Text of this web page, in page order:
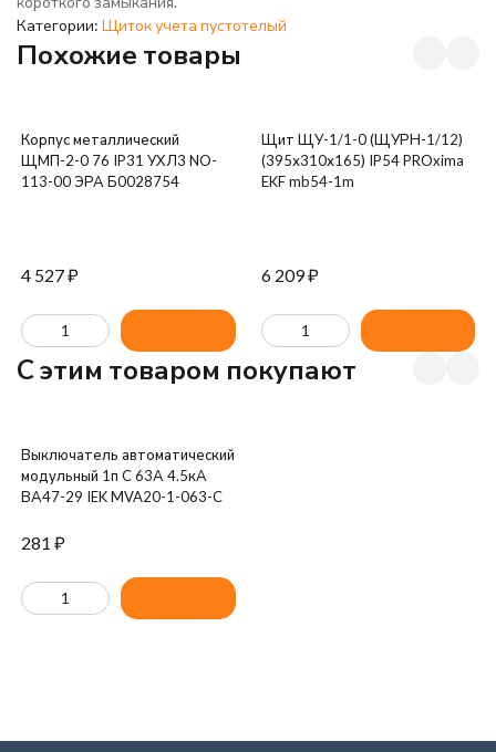
Категории: Щиток учета пустотелый
Похожие товары
Корпус металлический
ЩМП-2-0 76 IP31 УХЛ3 NO-
113-00 ЭРА Б0028754
4 527₽
Щит ЩУ-1/1-0 (ЩУРН-1/12)
(395х310х165) IP54 PROxima
EKF mb54-1m
6 209₽
C этим товаром покупают
Выключатель автоматический
модульный 1п C 63А 4.5кА
ВА47-29 IEK MVA20-1-063-C
281 ₽